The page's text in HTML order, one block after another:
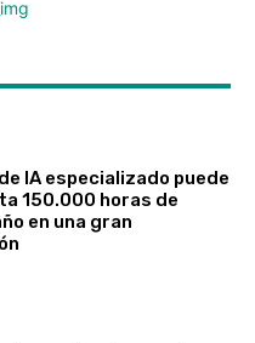
IA especializado puede
150.000 horas de
en una gran